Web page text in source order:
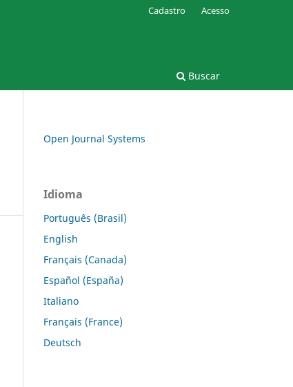
Buscar
Cadastro Acesso
Open Journal Systems
Idioma
Português (Brasil)
English
Français (Canada)
Español (España)
Italiano
Français (France)
Deutsch